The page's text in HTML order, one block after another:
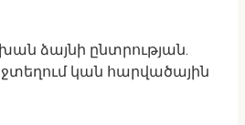
ձայնի ընտրության.
կան հարվածային